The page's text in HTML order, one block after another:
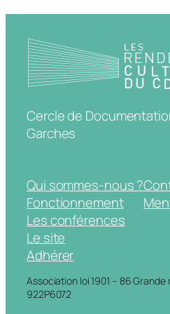
Cercle de
Garches
Qui sommes-nous ?
Fonctionnement
Les conférences
Le site
Adhérer
Association loi 1901 – 86
922P6072